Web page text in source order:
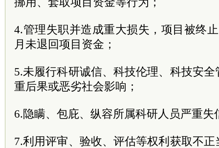
4.管理失职并造成重大损失，项目被终
月未退回项目资金；
5.未履行科研诚信、科技伦理、科技安
重后果或恶劣社会影响；
6.隐瞒、包庇、纵容所属科研人员严重失
7.利用评审、验收、评估等权利获取不